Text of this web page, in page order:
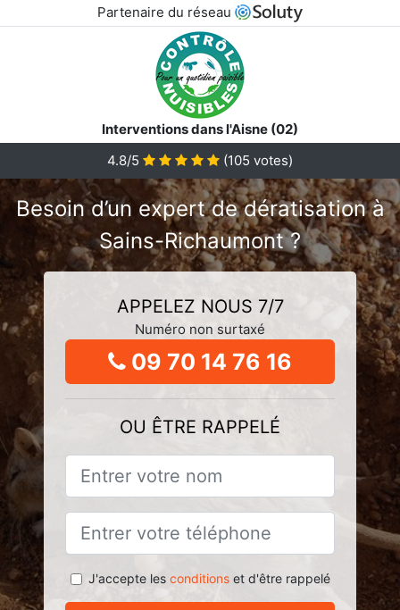
Partenaire du réseau
Interventions dans l'Aisne (02)
4.8/5
(105 votes)
Besoin d’un expert de dératisation à
Sains-Richaumont ?
APPELEZ NOUS 7/7
Numéro non surtaxé
09 70 14 76 16
OU ÊTRE RAPPELÉ
J'accepte les conditionset d'être rappelé